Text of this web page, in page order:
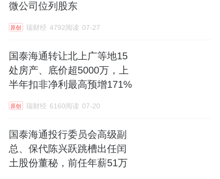
微公司位列股东
原创 瑞财经 4792阅读 07-27
国泰海通转让北上广等地15
处房产、底价超5000万，上
半年扣非净利最高预增171%
原创 瑞财经 6160阅读 07-20
国泰海通投行委员会高级副
总、保代陈兴跃跳槽出任闰
土股份董秘，前任年薪51万